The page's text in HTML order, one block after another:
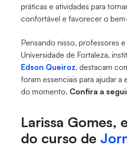
práticas e atividades para
confortável e favorecer o
Pensando nisso, professores
Universidade de Fortaleza,
Edson Queiroz, destacam
foram essenciais para ajudar a
do momento. Confira a
Larissa Gomes,
do curso de